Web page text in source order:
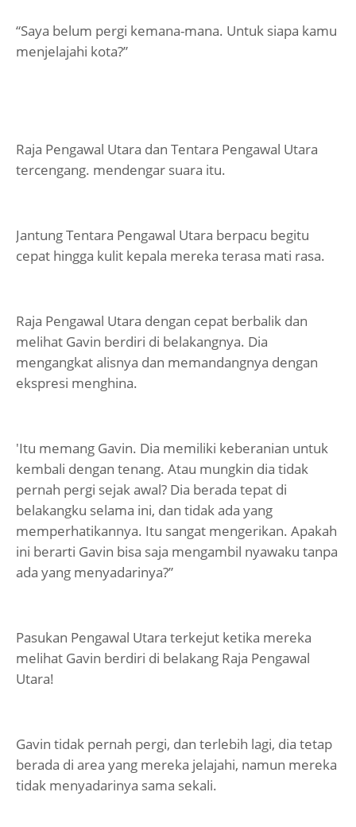
“Saya belum pergi kemana-mana. Untuk siapa kamu
menjelajahi kota?”
Raja Pengawal Utara dan Tentara Pengawal Utara
tercengang. mendengar suara itu.
Jantung Tentara Pengawal Utara berpacu begitu
cepat hingga kulit kepala mereka terasa mati rasa.
Raja Pengawal Utara dengan cepat berbalik dan
melihat Gavin berdiri di belakangnya. Dia
mengangkat alisnya dan memandangnya dengan
ekspresi menghina.
'Itu memang Gavin. Dia memiliki keberanian untuk
kembali dengan tenang. Atau mungkin dia tidak
pernah pergi sejak awal? Dia berada tepat di
belakangku selama ini, dan tidak ada yang
memperhatikannya. Itu sangat mengerikan. Apakah
ini berarti Gavin bisa saja mengambil nyawaku tanpa
ada yang menyadarinya?”
Pasukan Pengawal Utara terkejut ketika mereka
melihat Gavin berdiri di belakang Raja Pengawal
Utara!
Gavin tidak pernah pergi, dan terlebih lagi, dia tetap
berada di area yang mereka jelajahi, namun mereka
tidak menyadarinya sama sekali.